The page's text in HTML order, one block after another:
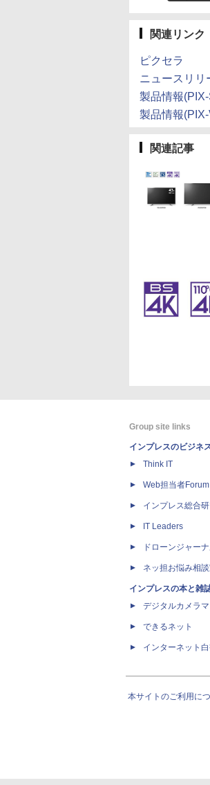
関連リンク
ピクセラ
ニュースリリ
製品情報
製品情報
関連記事
Group site links
インプレスのビジネ
Think IT
Web担当者Forum
インプレス総合
IT Leaders
ドローンジャー
ネッ担お悩み相
インプレスの本と雑
デジタルカメラ
できるネット
インターネット
本サイトのご利用に